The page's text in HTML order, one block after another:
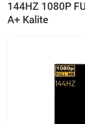
144HZ 1080P
A+ Kalite